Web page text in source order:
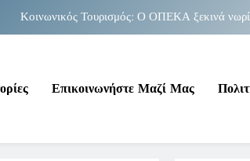
Κοινωνικός Τουρισμός: Ο ΟΠΕΚΑ ξεκινά
Νέα Κρήτη: Σαρακήνικο και η
Κοινωνικός Τουρισμός: Ο ΟΠΕΚΑ ξεκινά
Επικοινωνήστε Μαζί Μας